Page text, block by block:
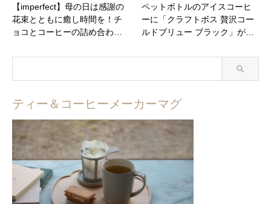
【imperfect】母の日は感謝の
花束とともに癒し時間を！チ
ョコとコーヒーの詰め合わ…
ペットボトルのアイスコーヒ
ーに「クラフトボス 贅沢コー
ルドブリュー ブラック」が…
ティー＆コーヒーメーカーマグ